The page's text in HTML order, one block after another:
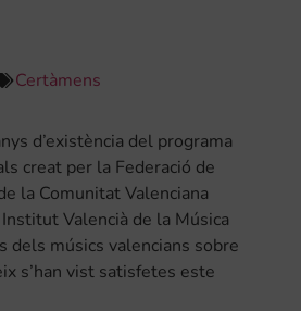
Certàmens
d’existència del programa
creat per la Federació de
la Comunitat Valenciana
Valencià de la Música
dels músics valencians sobre
s’han vist satisfetes este